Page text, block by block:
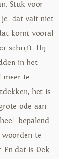
Stuk voor
je: dat valt niet
komt vooral
schrijft. Hij
in het
meer te
het is
ode aan
bepalend
woorden te
En dat is Oek